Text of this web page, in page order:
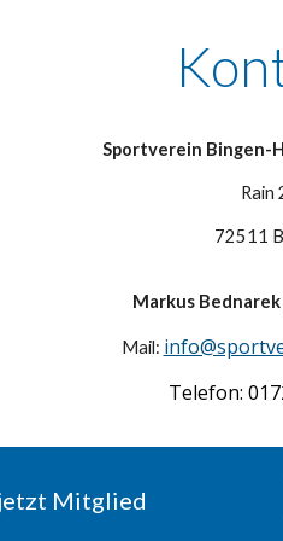
Sportverein Bingen-
Rain
72511
Markus
Mail:
Telefon:
Mitglied